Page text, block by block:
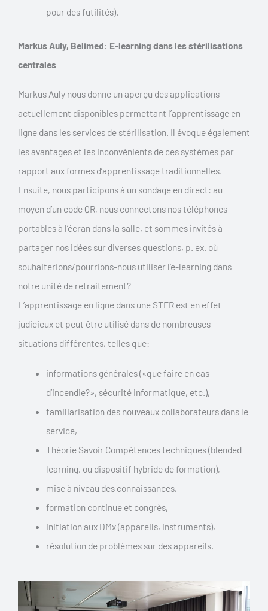
pour des futilités).
Markus Auly, Belimed: E-learning dans les stérilisations
centrales
Markus Auly nous donne un aperçu des applications
actuellement disponibles permettant l’apprentissage en
ligne dans les services de stérilisation. Il évoque également
les avantages et les inconvénients de ces systèmes par
rapport aux formes d’apprentissage traditionnelles.
Ensuite, nous participons à un sondage en direct: au
moyen d’un code QR, nous connectons nos téléphones
portables à l’écran dans la salle, et sommes invités à
partager nos idées sur diverses questions, p. ex. où
souhaiterions/pourrions-nous utiliser l’e-learning dans
notre unité de retraitement?
L’apprentissage en ligne dans une STER est en effet
judicieux et peut être utilisé dans de nombreuses
situations différentes, telles que:
informations générales («que faire en cas
d’incendie?», sécurité informatique, etc.),
familiarisation des nouveaux collaborateurs dans le
service,
Théorie Savoir Compétences techniques (blended
learning, ou dispositif hybride de formation),
mise à niveau des connaissances,
formation continue et congrès,
initiation aux DMx (appareils, instruments),
résolution de problèmes sur des appareils.